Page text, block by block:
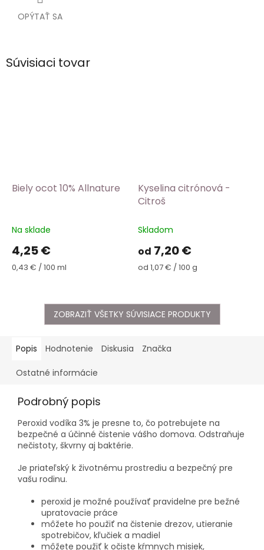
OPÝTAŤ SA
Súvisiaci tovar
Biely ocot 10% Allnature
Na sklade
4,25 €
Jednotková
0,43 € / 100 ml
Kyselina citrónová -
Citroš
Skladom
od 7,20 €
Jednotková
od 1,07 € / 100 g
ZOBRAZIŤ VŠETKY SÚVISIACE PRODUKTY
Popis Hodnotenie Diskusia Značka
Ostatné informácie
Podrobný popis
Peroxid vodíka 3% je presne to, čo potrebujete na
bezpečné a účinné čistenie vášho domova. Odstraňuje
nečistoty, škvrny aj baktérie.
Je priateľský k životnému prostrediu a bezpečný pre
vašu rodinu.
peroxid je možné používať pravidelne pre bežné
upratovacie práce
môžete ho použiť na čistenie drezov, utieranie
spotrebičov, kľučiek a madiel
môžete použiť k očiste kŕmnych misiek,